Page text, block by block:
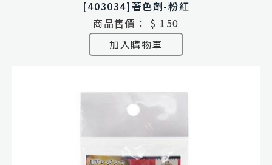
[403034]著色劑-粉紅
商品售價：
$ 150
加入購物車